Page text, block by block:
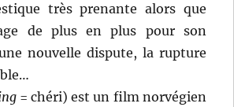
très prenante alors que
de plus en plus pour son
nouvelle dispute, la rupture
= chéri) est un film norvégien